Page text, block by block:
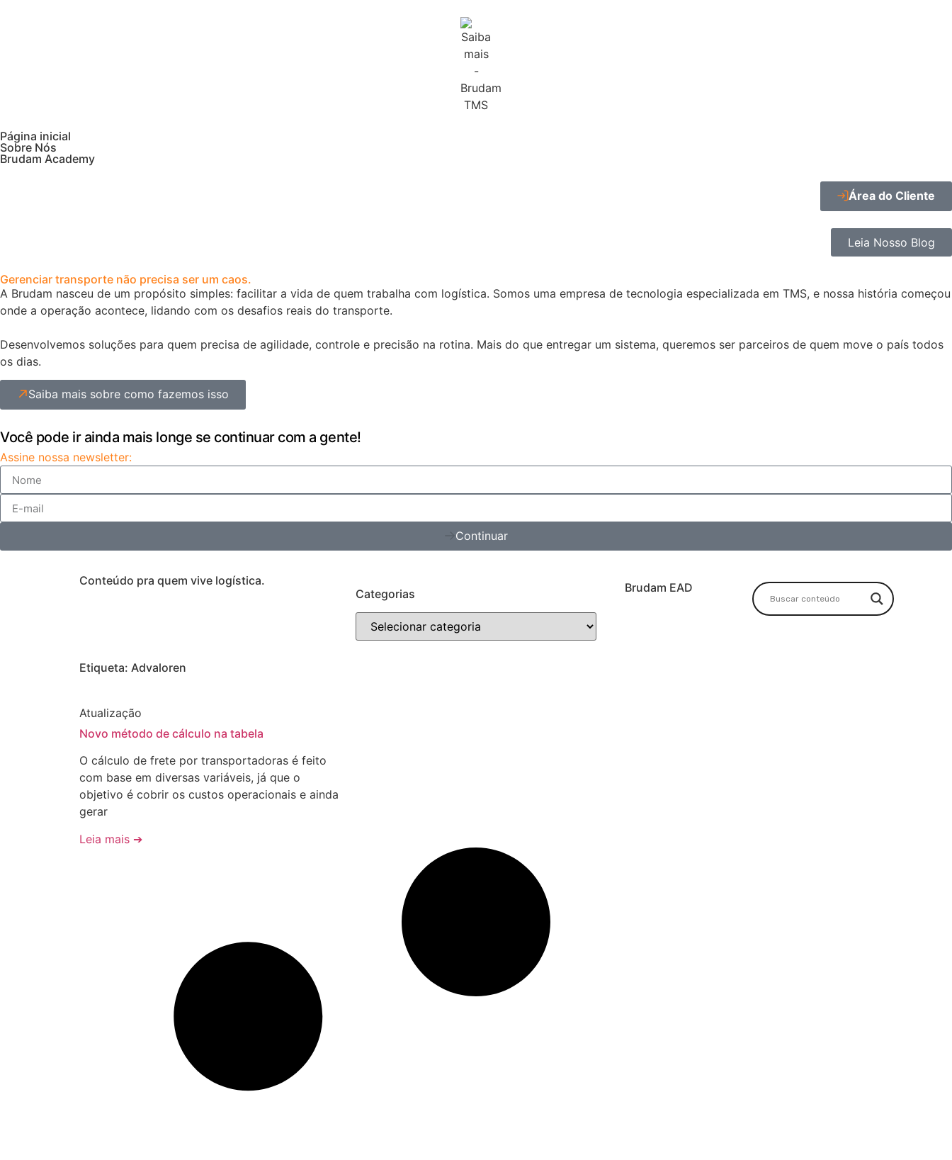
Página inicial
Sobre Nós
Brudam Academy
Área do Cliente
Leia Nosso Blog
Gerenciar transporte não precisa ser um caos.
A Brudam nasceu de um propósito simples: facilitar a vida de quem trabalha com logística. Somos uma empresa de tecnologia especializada em TMS, e nossa história começou
onde a operação acontece, lidando com os desafios reais do transporte.
Desenvolvemos soluções para quem precisa de agilidade, controle e precisão na rotina. Mais do que entregar um sistema, queremos ser parceiros de quem move o país todos
os dias.
Saiba mais sobre como fazemos isso
Você pode ir ainda mais longe se continuar com a gente!
Assine nossa newsletter:
Continuar
Conteúdo pra quem vive logística.
Categorias
Brudam EAD
Etiqueta: Advaloren
Atualização
Novo método de cálculo na tabela
O cálculo de frete por transportadoras é feito
com base em diversas variáveis, já que o
objetivo é cobrir os custos operacionais e ainda
gerar
Leia mais ➔